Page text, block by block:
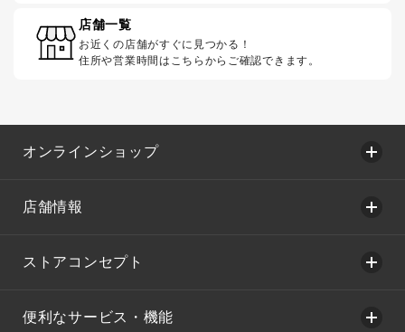
店舗一覧
お近くの店舗がすぐに見つかる！
住所や営業時間はこちらからご確認できます。
オンラインショップ
店舗情報
ストアコンセプト
便利なサービス・機能